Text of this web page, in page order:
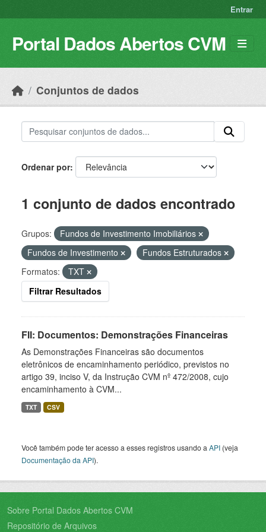
Entrar
Portal Dados Abertos CVM
Conjuntos de dados
Ordenar por
1 conjunto de dados encontrado
Grupos:
Fundos de Investimento Imobiliários
Fundos de Investimento
Fundos Estruturados
Formatos:
TXT
Filtrar Resultados
FII: Documentos: Demonstrações Financeiras
As Demonstrações Financeiras são documentos
eletrônicos de encaminhamento periódico, previstos no
artigo 39, inciso V, da Instrução CVM nº 472/2008, cujo
encaminhamento à CVM...
TXT CSV
Você também pode ter acesso a esses registros usando a API (veja
Documentação da API).
Sobre Portal Dados Abertos CVM
Repositório de Arquivos